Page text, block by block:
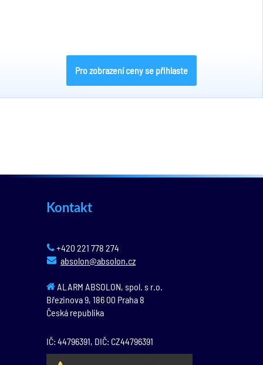
Pro zobrazení ceny se přihlaste
Kontakt
+420 221 778 274
absolon@absolon.cz
ALARM ABSOLON, spol. s r.o.
Březinova 9, 186 00 Praha 8
Česká republika
IČ: 44796391, DIČ: CZ44796391